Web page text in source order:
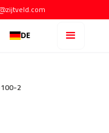
DE
2